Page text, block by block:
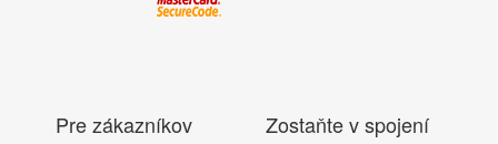
Pre zákazníkov Zostaňte v spojení